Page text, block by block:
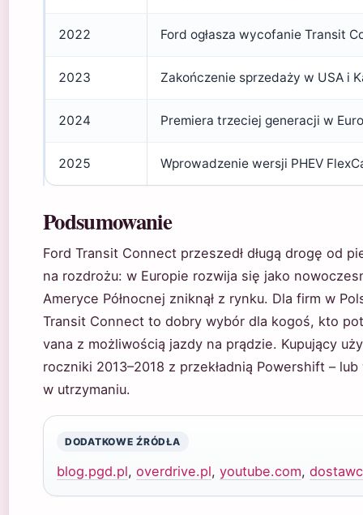
2022 Ford ogłasza wycofanie Transit
2023 Zakończenie sprzedaży w USA i
2024 Premiera trzeciej generacji w
2025 Wprowadzenie wersji PHEV
Podsumowanie
Ford Transit Connect przeszedł długą drogę od
na rozdrożu: w Europie rozwija się jako
Ameryce Północnej zniknął z rynku. Dla firm w
Transit Connect to dobry wybór dla kogoś, kto
vana z możliwością jazdy na prądzie. Kupujący
roczniki 2013–2018 z przekładnią Powershift –
w utrzymaniu.
DODATKOWE ŹRÓDŁA
blog.pgd.pl, overdrive.pl, youtube.com,